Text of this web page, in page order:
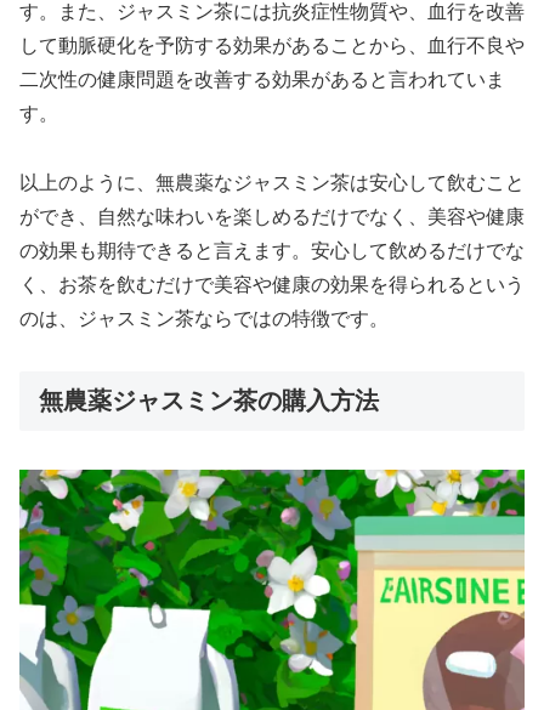
す。また、ジャスミン茶には抗炎症性物質や、血行を改善
して動脈硬化を予防する効果があることから、血行不良や
二次性の健康問題を改善する効果があると言われていま
す。
以上のように、無農薬なジャスミン茶は安心して飲むこと
ができ、自然な味わいを楽しめるだけでなく、美容や健康
の効果も期待できると言えます。安心して飲めるだけでな
く、お茶を飲むだけで美容や健康の効果を得られるという
のは、ジャスミン茶ならではの特徴です。
無農薬ジャスミン茶の購入方法